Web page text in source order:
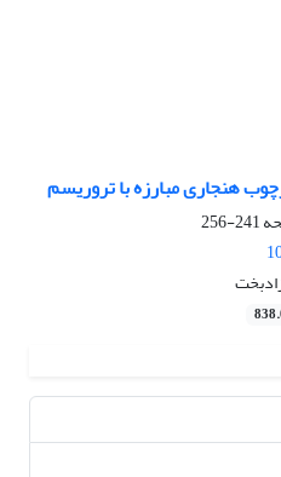
هنجاری مبارزه با تروریسم
241-256